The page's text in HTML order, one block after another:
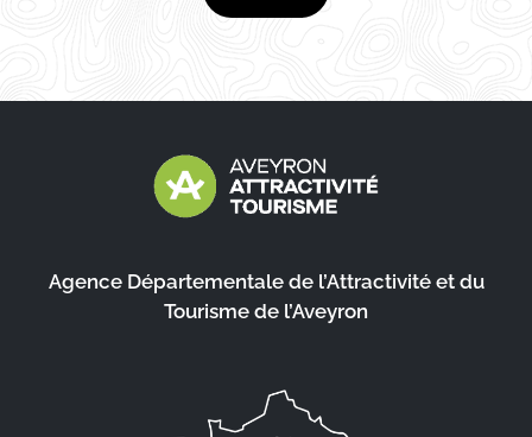
Agence Départementale de l’Attractivité et du
Tourisme de l’Aveyron